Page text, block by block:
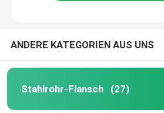
Flansch JIS B2220
ANDERE KATEGORIEN AUS UNS
Stahlrohr-Flansch (27)